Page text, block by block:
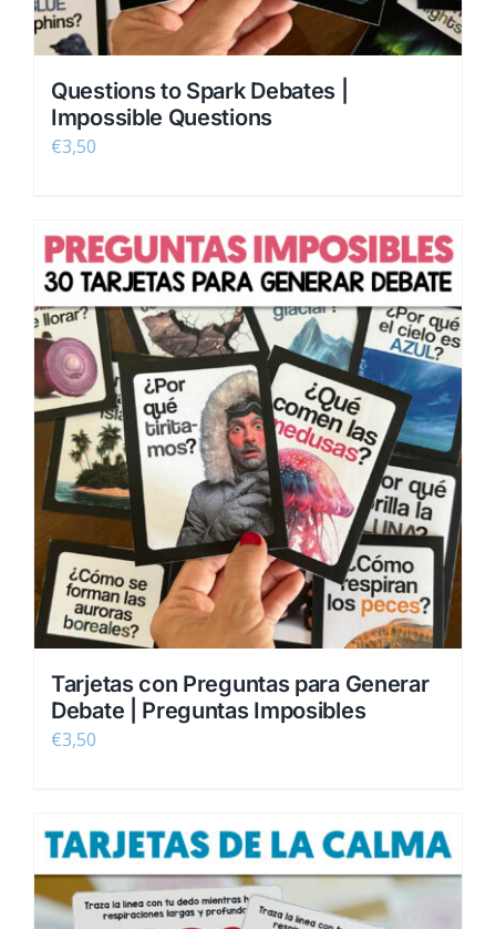
Questions to Spark Debates |
Impossible Questions
€3,50
Tarjetas con Preguntas para Generar
Debate | Preguntas Imposibles
€3,50